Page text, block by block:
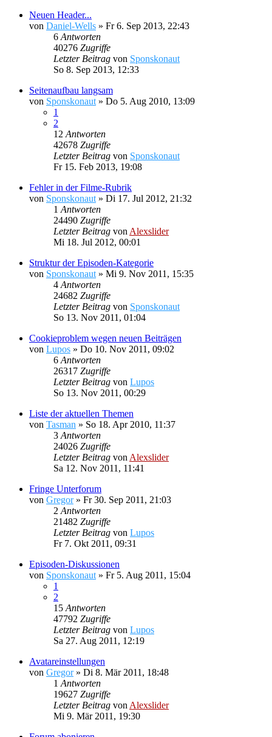
Neuen Header...
von Daniel-Wells » Fr 6. Sep 2013, 22:43
6 Antworten
40276 Zugriffe
Letzter Beitrag von Sponskonaut
So 8. Sep 2013, 12:33
Seitenaufbau langsam
von Sponskonaut » Do 5. Aug 2010, 13:09
1
2
12 Antworten
42678 Zugriffe
Letzter Beitrag von Sponskonaut
Fr 15. Feb 2013, 19:08
Fehler in der Filme-Rubrik
von Sponskonaut » Di 17. Jul 2012, 21:32
1 Antworten
24490 Zugriffe
Letzter Beitrag von Alexslider
Mi 18. Jul 2012, 00:01
Struktur der Episoden-Kategorie
von Sponskonaut » Mi 9. Nov 2011, 15:35
4 Antworten
24682 Zugriffe
Letzter Beitrag von Sponskonaut
So 13. Nov 2011, 01:04
Cookieproblem wegen neuen Beiträgen
von Lupos » Do 10. Nov 2011, 09:02
6 Antworten
26317 Zugriffe
Letzter Beitrag von Lupos
So 13. Nov 2011, 00:29
Liste der aktuellen Themen
von Tasman » So 18. Apr 2010, 11:37
3 Antworten
24026 Zugriffe
Letzter Beitrag von Alexslider
Sa 12. Nov 2011, 11:41
Fringe Unterforum
von Gregor» Fr 30. Sep 2011, 21:03
2 Antworten
21482 Zugriffe
Letzter Beitrag von Lupos
Fr 7. Okt 2011, 09:31
Episoden-Diskussionen
von Sponskonaut » Fr 5. Aug 2011, 15:04
1
2
15 Antworten
47792 Zugriffe
Letzter Beitrag von Lupos
Sa 27. Aug 2011, 12:19
Avatareinstellungen
von Gregor» Di 8. Mär 2011, 18:48
1 Antworten
19627 Zugriffe
Letzter Beitrag von Alexslider
Mi 9. Mär 2011, 19:30